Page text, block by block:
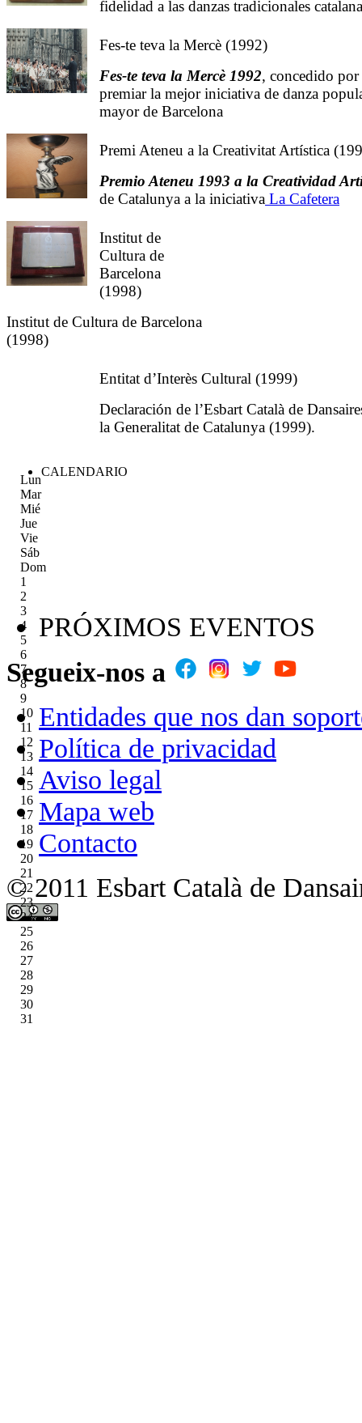
fidelidad a las danzas tradicionales
Fes-te teva la Mercè (1992)
Fes-te teva la Mercè 1992, concedido por
premiar la mejor iniciativa de danza
mayor de Barcelona
Premi Ateneu a la Creativitat Artística
Premio Ateneu 1993 a la Creatividad
de Catalunya a la iniciativa La Cafetera
Institut de
Cultura de
Barcelona
(1998)
Institut de Cultura de Barcelona
(1998)
Entitat d’Interès Cultural (1999)
Declaración de l’Esbart Català de
la Generalitat de Catalunya (1999).
CALENDARIO
Lun
Mar
Mié
Jue
Vie
Sáb
Dom
1
2
3
4
5
6
7
8
9
10
11
12
13
14
15
16
17
18
19
20
21
22
23
24
25
26
27
28
29
30
31
PRÓXIMOS EVENTOS
Segueix-nos a
Entidades que nos dan
Política de privacidad
Aviso legal
Mapa web
Contacto
© 2011 Esbart Català de